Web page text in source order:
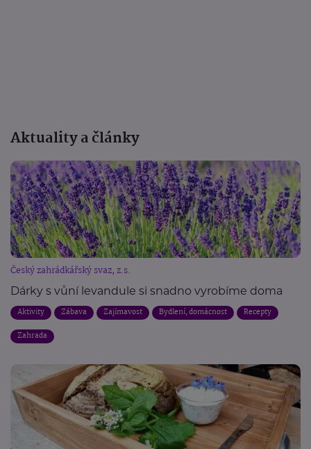
Aktuality a články
Český zahrádkářský svaz, z.s.
Dárky s vůní levandule si snadno vyrobíme doma
Aktivity Zábava Zajímavost Bydlení, domácnost
Recepty
Zahrada